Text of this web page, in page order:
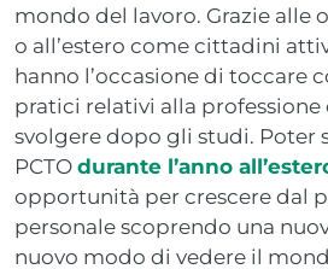
mondo del lavoro. Grazie alle
o all’estero come cittadini
hanno l’occasione di toccare
pratici relativi alla professione
svolgere dopo gli studi. Poter
PCTO durante l’anno
opportunità per crescere dal
personale scoprendo una
nuovo modo di vedere il